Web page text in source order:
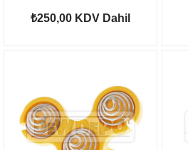
₺250,00 KDV Dahil